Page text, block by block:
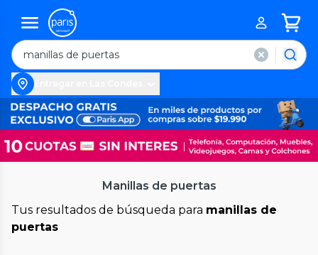
Manillas de puertas
Tus resultados de búsqueda para manillas de
puertas